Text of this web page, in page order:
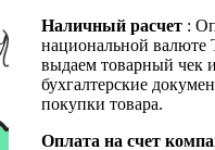
Наличный расчет :
национальной
выдаем товарный чек
бухгалтерские
покупки товара.
Оплата на счет